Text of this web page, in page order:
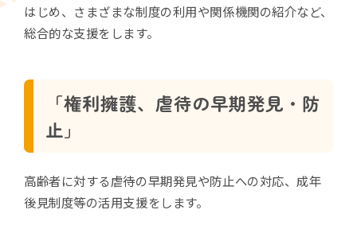
はじめ、さまざまな制度の利用や関係機関の紹介など、
総合的な支援をします。
「権利擁護、虐待の早期発見・防
止」
高齢者に対する虐待の早期発見や防止への対応、成年
後見制度等の活用支援をします。